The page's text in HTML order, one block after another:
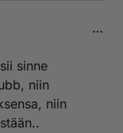
sinne
niin
niin